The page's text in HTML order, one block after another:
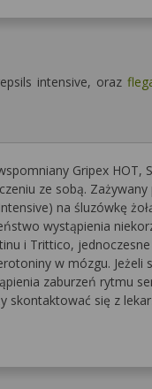
intensive, oraz
Gripex
ze sobą.
na śluzówkę
wystąpienia
i Trittico,
w mózgu. Jeżeli
zaburzeń rytmu
skontaktować się z